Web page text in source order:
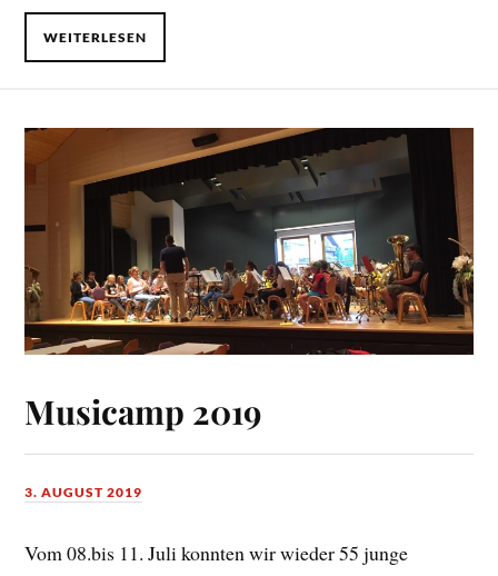
WEITERLESEN
Musicamp 2019
3. AUGUST 2019
Vom 08.bis 11. Juli konnten wir wieder 55 junge